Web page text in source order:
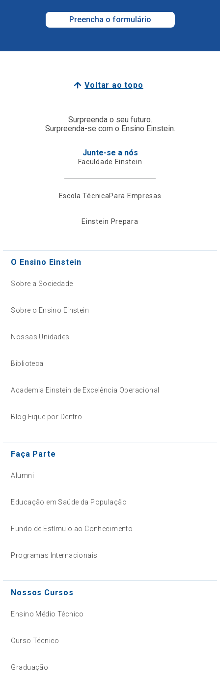
Preencha o formulário
Voltar ao topo
Surpreenda o seu futuro.
Surpreenda-se com o Ensino Einstein.
Junte-se a nós
Faculdade Einstein
Escola TécnicaPara Empresas
Einstein Prepara
O Ensino Einstein
Sobre a Sociedade
Sobre o Ensino Einstein
Nossas Unidades
Biblioteca
Academia Einstein de Excelência Operacional
Blog Fique por Dentro
Faça Parte
Alumni
Educação em Saúde da População
Fundo de Estímulo ao Conhecimento
Programas Internacionais
Nossos Cursos
Ensino Médio Técnico
Curso Técnico
Graduação